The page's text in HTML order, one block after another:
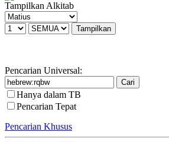
Tampilkan Alkitab
Pencarian Universal:
Hanya dalam TB
Pencarian Tepat
Pencarian Khusus